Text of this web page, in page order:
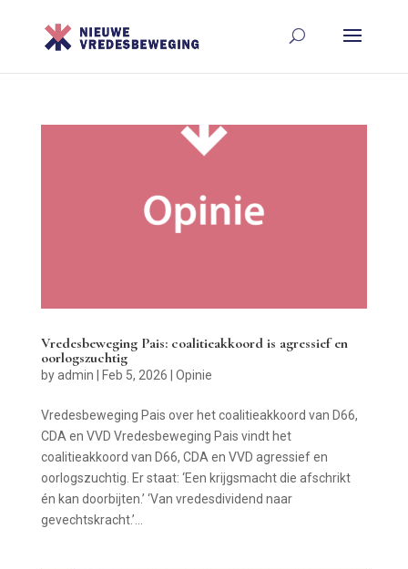
Vredesbeweging Pais: coalitieakkoord is agressief en
oorlogszuchtig
byadmin | Feb 5, 2026 | Opinie
Vredesbeweging Pais over het coalitieakkoord van D66,
CDA en VVD Vredesbeweging Pais vindt het
coalitieakkoord van D66, CDA en VVD agressief en
oorlogszuchtig. Er staat: ‘Een krijgsmacht die afschrikt
én kan doorbijten.’ ‘Van vredesdividend naar
gevechtskracht.’...